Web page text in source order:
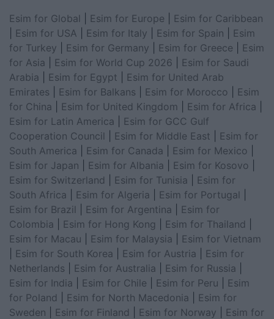
Esim for Global Esim for Europe
Esim for Caribbean
Esim for USA Esim for Italy Esim for Spain
Esim
for Turkey
Esim for Germany Esim for Greece
Esim
for Asia
Esim for World Cup 2026
Esim for Saudi
Arabia
Esim for Egypt
Esim for United Arab
Emirates
Esim for Balkans Esim for Morocco
Esim
for China
Esim for United Kingdom Esim for Africa
Esim for Latin America
Esim for GCC Gulf
Cooperation Council
Esim for Middle East
Esim for
South America
Esim for Canada Esim for Mexico
Esim for Japan
Esim for Albania Esim for Kosovo
Esim for Switzerland
Esim for Tunisia
Esim for
South Africa
Esim for Algeria Esim for Portugal
Esim for Brazil
Esim for Argentina
Esim for
Colombia
Esim for Hong Kong Esim for Thailand
Esim for Macau
Esim for Malaysia
Esim for Vietnam
Esim for South Korea Esim for Austria
Esim for
Netherlands
Esim for Australia Esim for Russia
Esim for India
Esim for Chile Esim for Peru
Esim
for Poland
Esim for North Macedonia
Esim for
Sweden
Esim for Finland Esim for Norway
Esim for